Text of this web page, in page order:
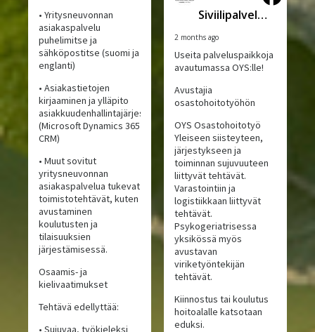
• Yritysneuvonnan
asiakaspalvelu
puhelimitse ja
sähköpostitse (suomi ja
englanti)
• Asiakastietojen
kirjaaminen ja ylläpito
asiakkuudenhallintajärjestelmässä
(Microsoft Dynamics 365
CRM)
• Muut sovitut
yritysneuvonnan
asiakaspalvelua tukevat
toimistotehtävät, kuten
avustaminen
koulutusten ja
tilaisuuksien
järjestämisessä.
Osaamis- ja
kielivaatimukset
Tehtävä edellyttää:
• Sujuvaa, työkieleksi
Siviilipalveluskeskus
2 months ago
Useita palveluspaikkoja
avautumassa OYS:lle!
Avustajia
osastohoitotyöhön
OYS Osastohoitotyö
Yleiseen siisteyteen,
järjestykseen ja
toiminnan sujuvuuteen
liittyvät tehtävät.
Varastointiin ja
logistiikkaan liittyvät
tehtävät.
Psykogeriatrisessa
yksikössä myös
avustavan
viriketyöntekijän
tehtävät.
Kiinnostus tai koulutus
hoitoalalle katsotaan
eduksi.